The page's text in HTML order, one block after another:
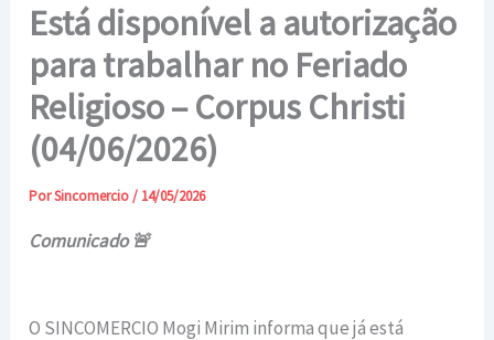
Está disponível a autorização
para trabalhar no Feriado
Religioso – Corpus Christi
(04/06/2026)
PorSincomercio/ 14/05/2026
Comunicado 🚨
O SINCOMERCIO Mogi Mirim informa que já está